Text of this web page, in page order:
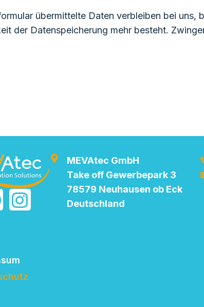
übermittelte Daten verbleiben bei
der Datenspeicherung mehr besteht.
MEVAtec GmbH
Take off Gewerbepark 3
78579 Neuhausen ob Eck
Deutschland